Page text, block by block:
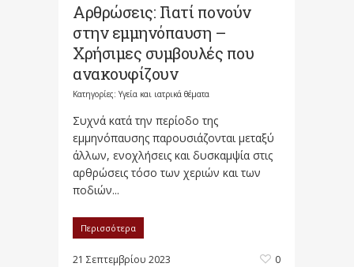
Αρθρώσεις: Γιατί πονούν
στην εμμηνόπαυση –
Χρήσιμες συμβουλές που
ανακουφίζουν
Κατηγορίες: Υγεία και ιατρικά θέματα
Συχνά κατά την περίοδο της
εμμηνόπαυσης παρουσιάζονται μεταξύ
άλλων, ενοχλήσεις και δυσκαμψία στις
αρθρώσεις τόσο των χεριών και των
ποδιών...
Περισσότερα
21 Σεπτεμβρίου 2023 0